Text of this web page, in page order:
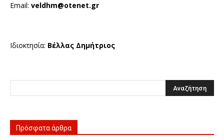
Email: veldhm@otenet.gr
Ιδιοκτησία: Βέλλας Δημήτριος
Πρόσφατα άρθρα